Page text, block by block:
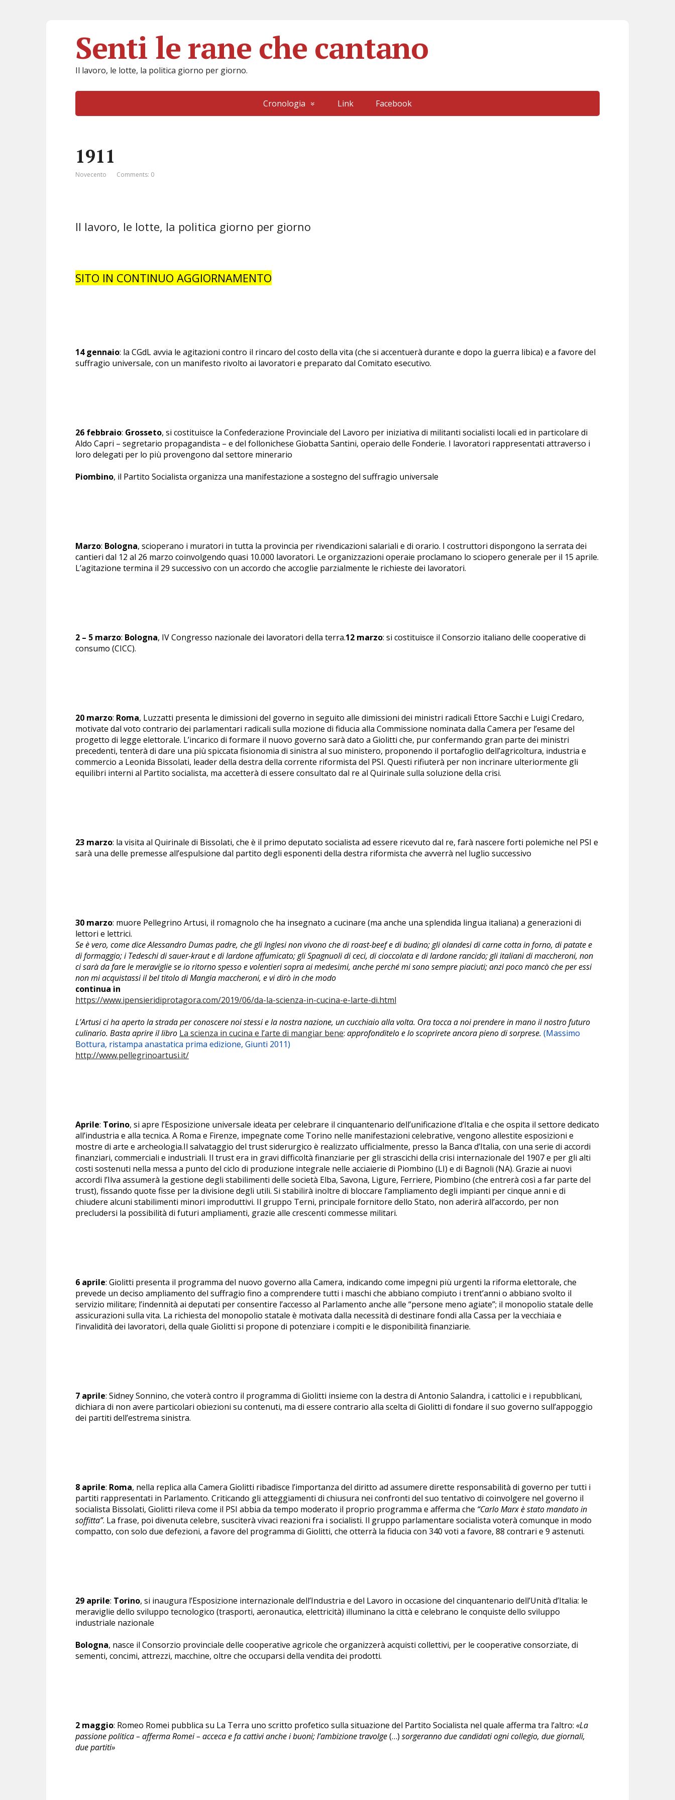
Senti le rane che cantano
Il lavoro, le lotte, la politica giorno per giorno.
Cronologia Link Facebook
1911
Novecento Comments: 0
Il lavoro, le lotte, la politica giorno per giorno
SITO IN CONTINUO AGGIORNAMENTO
14 gennaio: la CGdL avvia le agitazioni contro il rincaro del costo della vita (che si accentuerà durante e dopo la guerra libica) e a favore del
suffragio universale, con un manifesto rivolto ai lavoratori e preparato dal Comitato esecutivo.
26 febbraio: Grosseto, si costituisce la Confederazione Provinciale del Lavoro per iniziativa di militanti socialisti locali ed in particolare di
Aldo Capri – segretario propagandista – e del follonichese Giobatta Santini, operaio delle Fonderie. I lavoratori rappresentati attraverso i
loro delegati per lo più provengono dal settore minerario
Piombino, il Partito Socialista organizza una manifestazione a sostegno del suffragio universale
Marzo: Bologna, scioperano i muratori in tutta la provincia per rivendicazioni salariali e di orario. I costruttori dispongono la serrata dei
cantieri dal 12 al 26 marzo coinvolgendo quasi 10.000 lavoratori. Le organizzazioni operaie proclamano lo sciopero generale per il 15 aprile.
L’agitazione termina il 29 successivo con un accordo che accoglie parzialmente le richieste dei lavoratori.
2 – 5 marzo: Bologna, IV Congresso nazionale dei lavoratori della terra.12 marzo: si costituisce il Consorzio italiano delle cooperative di
consumo (CICC).
20 marzo: Roma, Luzzatti presenta le dimissioni del governo in seguito alle dimissioni dei ministri radicali Ettore Sacchi e Luigi Credaro,
motivate dal voto contrario dei parlamentari radicali sulla mozione di fiducia alla Commissione nominata dalla Camera per l’esame del
progetto di legge elettorale. L’incarico di formare il nuovo governo sarà dato a Giolitti che, pur confermando gran parte dei ministri
precedenti, tenterà di dare una più spiccata fisionomia di sinistra al suo ministero, proponendo il portafoglio dell’agricoltura, industria e
commercio a Leonida Bissolati, leader della destra della corrente riformista del PSI. Questi rifiuterà per non incrinare ulteriormente gli
equilibri interni al Partito socialista, ma accetterà di essere consultato dal re al Quirinale sulla soluzione della crisi.
23 marzo: la visita al Quirinale di Bissolati, che è il primo deputato socialista ad essere ricevuto dal re, farà nascere forti polemiche nel PSI e
sarà una delle premesse all’espulsione dal partito degli esponenti della destra riformista che avverrà nel luglio successivo
30 marzo: muore Pellegrino Artusi, il romagnolo che ha insegnato a cucinare (ma anche una splendida lingua italiana) a generazioni di
lettori e lettrici.
Se è vero, come dice Alessandro Dumas padre, che gli Inglesi non vivono che di roast-beef e di budino; gli olandesi di carne cotta in forno, di patate e
di formaggio; i Tedeschi di sauer-kraut e di lardone affumicato; gli Spagnuoli di ceci, di cioccolata e di lardone rancido; gli italiani di maccheroni, non
ci sarà da fare le meraviglie se io ritorno spesso e volentieri sopra ai medesimi, anche perché mi sono sempre piaciuti; anzi poco mancò che per essi
non mi acquistassi il bel titolo di Mangia maccheroni, e vi dirò in che modo
continua in
https://www.ipensieridiprotagora.com/2019/06/da-la-scienza-in-cucina-e-larte-di.html
L’Artusi ci ha aperto la strada per conoscere noi stessi e la nostra nazione, un cucchiaio alla volta. Ora tocca a noi prendere in mano il nostro futuro
culinario. Basta aprire il libro La scienza in cucina e l’arte di mangiar bene: approfonditelo e lo scoprirete ancora pieno di sorprese. (Massimo
Bottura, ristampa anastatica prima edizione, Giunti 2011)
http://www.pellegrinoartusi.it/
Aprile: Torino, si apre l’Esposizione universale ideata per celebrare il cinquantenario dell’unificazione d’Italia e che ospita il settore dedicato
all’industria e alla tecnica. A Roma e Firenze, impegnate come Torino nelle manifestazioni celebrative, vengono allestite esposizioni e
mostre di arte e archeologia.Il salvataggio del trust siderurgico è realizzato ufficialmente, presso la Banca d’Italia, con una serie di accordi
finanziari, commerciali e industriali. Il trust era in gravi difficoltà finanziarie per gli strascichi della crisi internazionale del 1907 e per gli alti
costi sostenuti nella messa a punto del ciclo di produzione integrale nelle acciaierie di Piombino (LI) e di Bagnoli (NA). Grazie ai nuovi
accordi l’Ilva assumerà la gestione degli stabilimenti delle società Elba, Savona, Ligure, Ferriere, Piombino (che entrerà così a far parte del
trust), fissando quote fisse per la divisione degli utili. Si stabilirà inoltre di bloccare l’ampliamento degli impianti per cinque anni e di
chiudere alcuni stabilimenti minori improduttivi. Il gruppo Terni, principale fornitore dello Stato, non aderirà all’accordo, per non
precludersi la possibilità di futuri ampliamenti, grazie alle crescenti commesse militari.
6 aprile: Giolitti presenta il programma del nuovo governo alla Camera, indicando come impegni più urgenti la riforma elettorale, che
prevede un deciso ampliamento del suffragio fino a comprendere tutti i maschi che abbiano compiuto i trent’anni o abbiano svolto il
servizio militare; l’indennità ai deputati per consentire l’accesso al Parlamento anche alle “persone meno agiate”; il monopolio statale delle
assicurazioni sulla vita. La richiesta del monopolio statale è motivata dalla necessità di destinare fondi alla Cassa per la vecchiaia e
l’invalidità dei lavoratori, della quale Giolitti si propone di potenziare i compiti e le disponibilità finanziarie.
7 aprile: Sidney Sonnino, che voterà contro il programma di Giolitti insieme con la destra di Antonio Salandra, i cattolici e i repubblicani,
dichiara di non avere particolari obiezioni su contenuti, ma di essere contrario alla scelta di Giolitti di fondare il suo governo sull’appoggio
dei partiti dell’estrema sinistra.
8 aprile: Roma, nella replica alla Camera Giolitti ribadisce l’importanza del diritto ad assumere dirette responsabilità di governo per tutti i
partiti rappresentati in Parlamento. Criticando gli atteggiamenti di chiusura nei confronti del suo tentativo di coinvolgere nel governo il
socialista Bissolati, Giolitti rileva come il PSI abbia da tempo moderato il proprio programma e afferma che “Carlo Marx è stato mandato in
soffitta”. La frase, poi divenuta celebre, susciterà vivaci reazioni fra i socialisti. Il gruppo parlamentare socialista voterà comunque in modo
compatto, con solo due defezioni, a favore del programma di Giolitti, che otterrà la fiducia con 340 voti a favore, 88 contrari e 9 astenuti.
29 aprile: Torino, si inaugura l’Esposizione internazionale dell’Industria e del Lavoro in occasione del cinquantenario dell’Unità d’Italia: le
meraviglie dello sviluppo tecnologico (trasporti, aeronautica, elettricità) illuminano la città e celebrano le conquiste dello sviluppo
industriale nazionale
Bologna, nasce il Consorzio provinciale delle cooperative agricole che organizzerà acquisti collettivi, per le cooperative consorziate, di
sementi, concimi, attrezzi, macchine, oltre che occuparsi della vendita dei prodotti.
2 maggio: Romeo Romei pubblica su La Terra uno scritto profetico sulla situazione del Partito Socialista nel quale afferma tra l’altro: «La
passione politica – afferma Romei – acceca e fa cattivi anche i buoni; l’ambizione travolge(…) sorgeranno due candidati ogni collegio, due giornali,
due partiti»